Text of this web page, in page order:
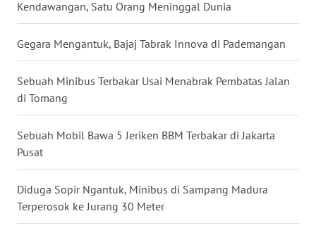
Kendawangan, Satu Orang Meninggal Dunia
Gegara Mengantuk, Bajaj Tabrak Innova di Pademangan
Sebuah Minibus Terbakar Usai Menabrak Pembatas Jalan
di Tomang
Sebuah Mobil Bawa 5 Jeriken BBM Terbakar di Jakarta
Pusat
Diduga Sopir Ngantuk, Minibus di Sampang Madura
Terperosok ke Jurang 30 Meter
WN
SUMBAR
SUMSEL
BENGKULU